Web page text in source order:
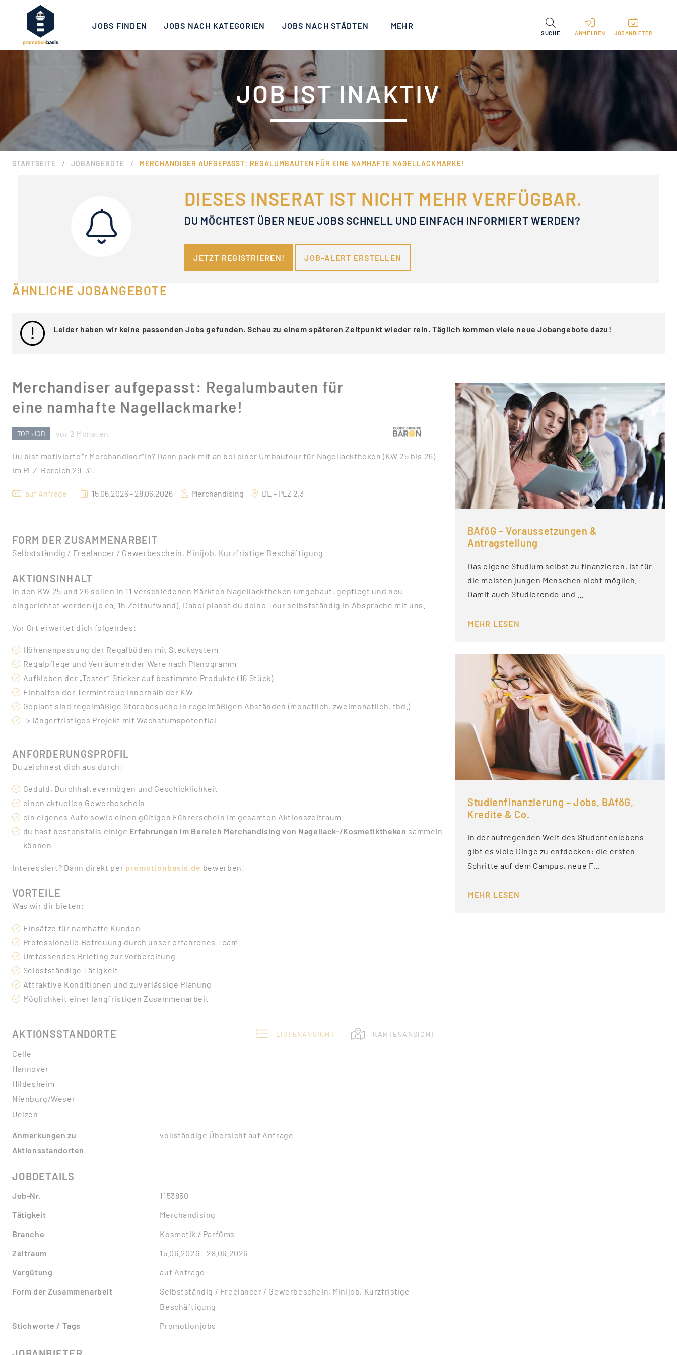
JOBS FINDEN JOBS NACH KATEGORIEN JOBS NACH STÄDTEN MEHR
SUCHE ANMELDEN JOBANBIETER
JOB IST INAKTIV
STARTSEITE / JOBANGEBOTE / MERCHANDISER AUFGEPASST: REGALUMBAUTEN FÜR EINE NAMHAFTE NAGELLACKMARKE!
DIESES INSERAT IST NICHT MEHR VERFÜGBAR.
DU MÖCHTEST ÜBER NEUE JOBS SCHNELL UND EINFACH INFORMIERT WERDEN?
JETZT REGISTRIEREN! JOB-ALERT ERSTELLEN
ÄHNLICHE JOBANGEBOTE
Leider haben wir keine passenden Jobs gefunden. Schau zu einem späteren Zeitpunkt wieder rein. Täglich kommen viele neue Jobangebote dazu!
Merchandiser aufgepasst: Regalumbauten für
eine namhafte Nagellackmarke!
TOP-JOB vor 2 Monaten
Du bist motivierte*r Merchandiser*in? Dann pack mit an bei einer Umbautour für Nagellacktheken (KW 25 bis 26)
im PLZ-Bereich 29-31!
auf Anfrage 15.06.2026 - 28.06.2026 Merchandising DE - PLZ 2,3
FORM DER ZUSAMMENARBEIT
Selbstständig / Freelancer / Gewerbeschein, Minijob, Kurzfristige Beschäftigung
AKTIONSINHALT
In den KW 25 und 26 sollen in 11 verschiedenen Märkten Nagellacktheken umgebaut, gepflegt und neu
eingerichtet werden (je ca. 1h Zeitaufwand). Dabei planst du deine Tour selbstständig in Absprache mit uns.
Vor Ort erwartet dich folgendes:
Höhenanpassung der Regalböden mit Stecksystem
Regalpflege und Verräumen der Ware nach Planogramm
Aufkleben der „Tester“-Sticker auf bestimmte Produkte (16 Stück)
Einhalten der Termintreue innerhalb der KW
Geplant sind regelmäßige Storebesuche in regelmäßigen Abständen (monatlich, zweimonatlich, tbd.)
-> längerfristiges Projekt mit Wachstumspotential
ANFORDERUNGSPROFIL
Du zeichnest dich aus durch:
Geduld, Durchhaltevermögen und Geschicklichkeit
einen aktuellen Gewerbeschein
ein eigenes Auto sowie einen gültigen Führerschein im gesamten Aktionszeitraum
du hast bestensfalls einige Erfahrungen im Bereich Merchandising von Nagellack-/Kosmetiktheken sammeln
können
Interessiert? Dann direkt per promotionbasis.de bewerben!
VORTEILE
Was wir dir bieten:
Einsätze für namhafte Kunden
Professionelle Betreuung durch unser erfahrenes Team
Umfassendes Briefing zur Vorbereitung
Selbstständige Tätigkeit
Attraktive Konditionen und zuverlässige Planung
Möglichkeit einer langfristigen Zusammenarbeit
AKTIONSSTANDORTE LISTENANSICHT KARTENANSICHT
Celle
Hannover
Hildesheim
Nienburg/Weser
Uelzen
Anmerkungen zu
Aktionsstandorten
vollständige Übersicht auf Anfrage
JOBDETAILS
Job-Nr.
1153850
Tätigkeit
Merchandising
Branche
Kosmetik / Parfüms
Zeitraum
15.06.2026 - 28.06.2026
Vergütung
auf Anfrage
Form der Zusammenarbeit
Selbstständig / Freelancer / Gewerbeschein, Minijob, Kurzfristige
Beschäftigung
Stichworte / Tags
Promotionjobs
BAföG – Voraussetzungen &
Antragstellung
Das eigene Studium selbst zu finanzieren, ist für
die meisten jungen Menschen nicht möglich.
Damit auch Studierende und …
MEHR LESEN
Studienfinanzierung – Jobs, BAföG,
Kredite & Co.
In der aufregenden Welt des Studentenlebens
gibt es viele Dinge zu entdecken: die ersten
Schritte auf dem Campus, neue F…
MEHR LESEN